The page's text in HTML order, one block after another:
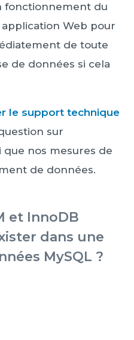
fonctionnement du
Web pour
de toute
de données si cela
le support technique
sur
que nos mesures de
de données.
et InnoDB
dans une
MySQL ?